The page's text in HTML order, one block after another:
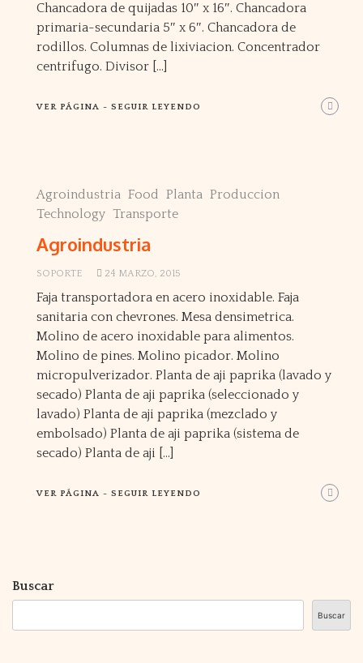
Chancadora de quijadas 10″ x 16″. Chancadora
primaria-secundaria 5″ x 6″. Chancadora de
rodillos. Columnas de lixiviacion. Concentrador
centrifugo. Divisor […]
VER PÁGINA - SEGUIR LEYENDO
Agroindustria Food Planta Produccion
Technology Transporte
Agroindustria
SOPORTE 24 MARZO, 2015
Faja transportadora en acero inoxidable. Faja
sanitaria con chevrones. Mesa densimetrica.
Molino de acero inoxidable para alimentos.
Molino de pines. Molino picador. Molino
micropulverizador. Planta de aji paprika (lavado y
secado) Planta de aji paprika (seleccionado y
lavado) Planta de aji paprika (mezclado y
embolsado) Planta de aji paprika (sistema de
secado) Planta de aji […]
VER PÁGINA - SEGUIR LEYENDO
Buscar
Buscar